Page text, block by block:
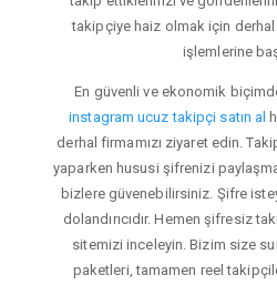
takipçiye haiz olmak için
işlemlerine
En güvenli ve ekonomik
instagram ucuz takipçi satın al
derhal firmamızı ziyaret edin.
yaparken hususi şifrenizi
bizlere güvenebilirsiniz. Şifre
dolandırıcıdır. Hemen şifresiz
sitemizi inceleyin. Bizim size
paketleri, tamamen reel